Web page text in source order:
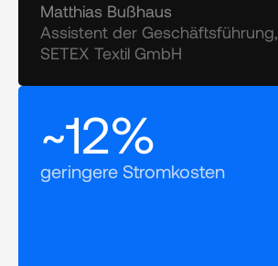
Matthias Bußhaus
Assistent der Geschäftsführung,
SETEX Textil GmbH
~12%
geringere Stromkosten